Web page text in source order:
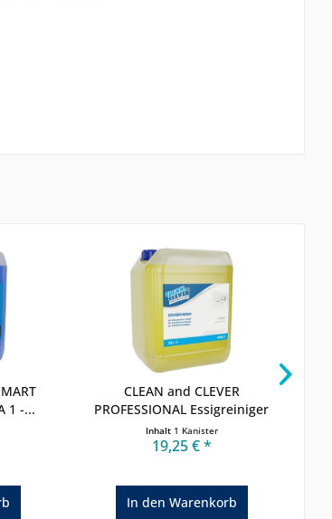
1 -...
CLEAN and CLEVER
PROFESSIONAL Essigreiniger
PRO...
Inhalt 1 Kanister
19,25 € *
In den Warenkorb